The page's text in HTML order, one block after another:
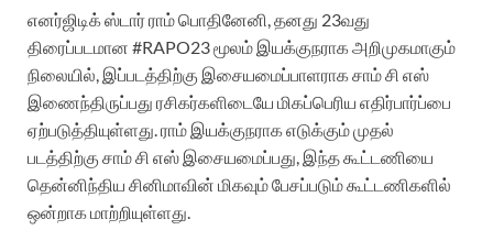
எனர்ஜிடிக் ஸ்டார் ராம் பொதினேனி, தனது 23வது
திரைப்படமான #RAPO23 மூலம் இயக்குநராக அறிமுகமாகும்
நிலையில், இப்படத்திற்கு இசையமைப்பாளராக சாம் சி எஸ்
இணைந்திருப்பது ரசிகர்களிடையே மிகப்பெரிய எதிர்பார்ப்பை
ஏற்படுத்தியுள்ளது. ராம் இயக்குநராக எடுக்கும் முதல்
படத்திற்கு சாம் சி எஸ் இசையமைப்பது, இந்த கூட்டணியை
தென்னிந்திய சினிமாவின் மிகவும் பேசப்படும் கூட்டணிகளில்
ஒன்றாக மாற்றியுள்ளது.